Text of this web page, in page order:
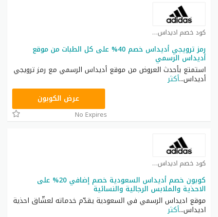
كود خصم اديداس كوبون
رمز ترويجي أديداس خصم 40% على كل الطبات من موقع
أديداس الرسمي
استمتع بأحدث العروض من موقع أديداس الرسمي مع رمز ترويجي
أديداس...أكثر
RAN123عرض الكوبون
No Expires
كود خصم اديداس كوبون
كوبون خصم أديداس السعودية خصم إضافي 20% على
الاحذية والملابس الرجالية والنسائية
موقع اديداس الرسمي في السعودية يقدّم خدماته لعشّاق احذية
اديداس...أكثر